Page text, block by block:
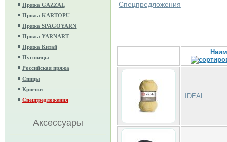
Пряжа GAZZAL
Пряжа KARTOPU
Пряжа SPAGOYARN
Пряжа YARNART
Пряжа Китай
Пуговицы
Российская пряжа
Спицы
Крючки
Спецпредложения
Аксессуары
Спецпредложения
IDEAL